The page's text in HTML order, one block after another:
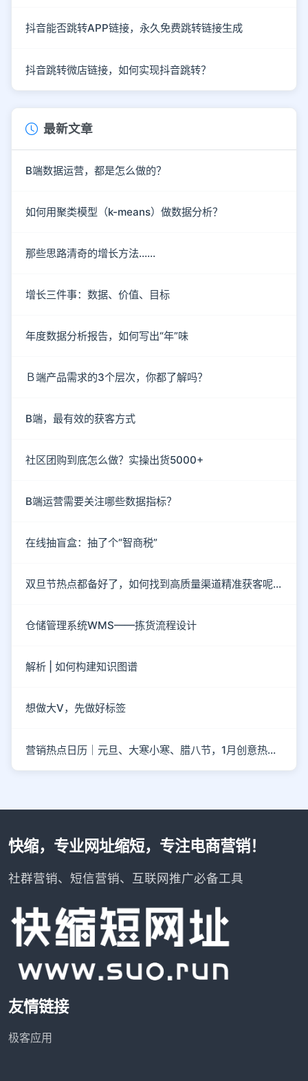
抖音能否跳转APP链接，永久免费跳转链接生成
抖音跳转微店链接，如何实现抖音跳转？
最新文章
B端数据运营，都是怎么做的？
如何用聚类模型（k-means）做数据分析？
那些思路清奇的增长方法……
增长三件事：数据、价值、目标
年度数据分析报告，如何写出“年”味
Ｂ端产品需求的3个层次，你都了解吗？
B端，最有效的获客方式
社区团购到底怎么做？实操出货5000+
B端运营需要关注哪些数据指标？
在线抽盲盒：抽了个“智商税”
双旦节热点都备好了，如何找到高质量渠道精准获客呢？
仓储管理系统WMS——拣货流程设计
解析 | 如何构建知识图谱
想做大V，先做好标签
营销热点日历｜元旦、大寒小寒、腊八节，1月创意热点都在这
快缩，专业网址缩短，专注电商营销！
社群营销、短信营销、互联网推广必备工具
友情链接
极客应用